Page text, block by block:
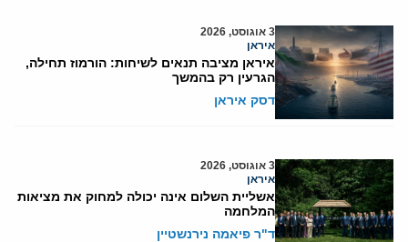
3 אוגוסט, 2026
איראן
איראן מציבה תנאים לשיחות: הורמוז תחילה,
הגרעין רק בהמשך
דסק איראן
3 אוגוסט, 2026
איראן
אשליית השלום אינה יכולה למחוק את מציאות
המלחמה
ד"ר פיאמה נירנשטיין